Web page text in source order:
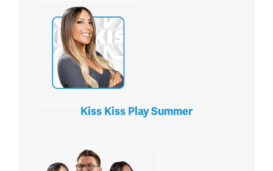
Kiss Kiss Play Summer